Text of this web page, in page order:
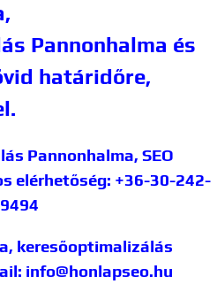
Pannonhalma és
határidőre,
Pannonhalma, SEO
elérhetőség: +36-30-242-
9494
keresőoptimalizálás
info@honlapseo.hu